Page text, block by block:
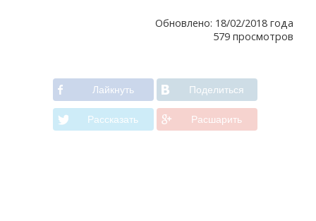
Обновлено: 18/02/2018 года
579 просмотров
Лайкнуть Поделиться
Рассказать Расшарить